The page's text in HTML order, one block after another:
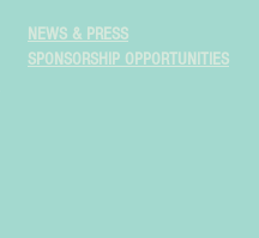
NEWS & PRESS
SPONSORSHIP OPPORTUNITIES